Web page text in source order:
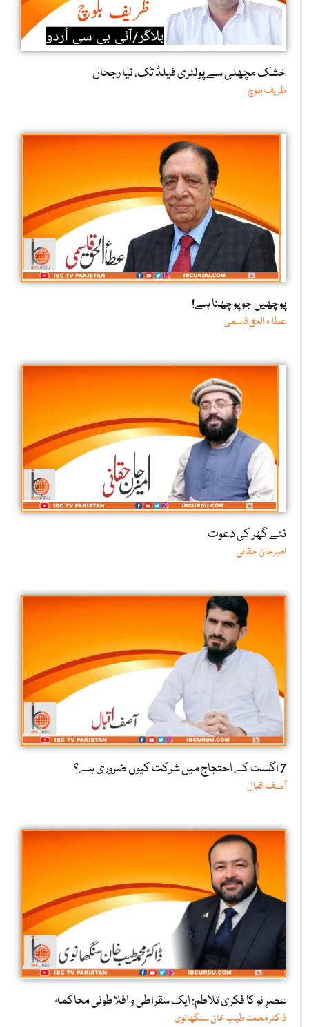
خشک مچھلی سے پولٹری فیلڈ تک، نیا رجحان
ظریف بلوچ
پوچھیں جو پوچھنا ہے!
عطا ء الحق قاسمی
نئے گھر کی دعوت
امیرجان حقانی
7 اگست کے احتجاج میں شرکت کیوں ضروری ہے؟
آصف اقبال
عصرِ نو کا فکری تلاطم: ایک سقراطی و افلاطونی محاکمہ
ڈاکٹر محمد طیب خان سنگھانوی